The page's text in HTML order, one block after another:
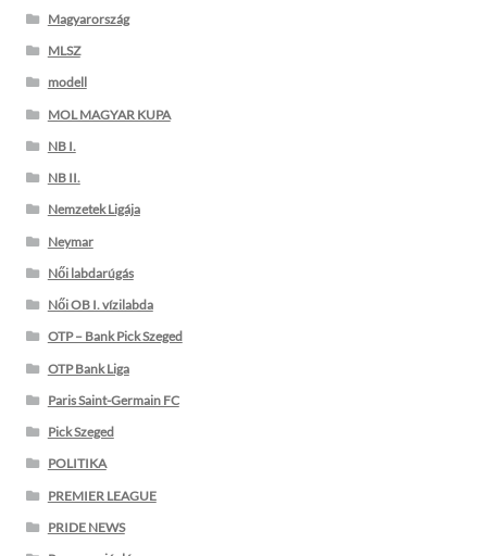
Magyarország
MLSZ
modell
MOL MAGYAR KUPA
NB I.
NB II.
Nemzetek Ligája
Neymar
Női labdarúgás
Női OB I. vízilabda
OTP – Bank Pick Szeged
OTP Bank Liga
Paris Saint-Germain FC
Pick Szeged
POLITIKA
PREMIER LEAGUE
PRIDE NEWS